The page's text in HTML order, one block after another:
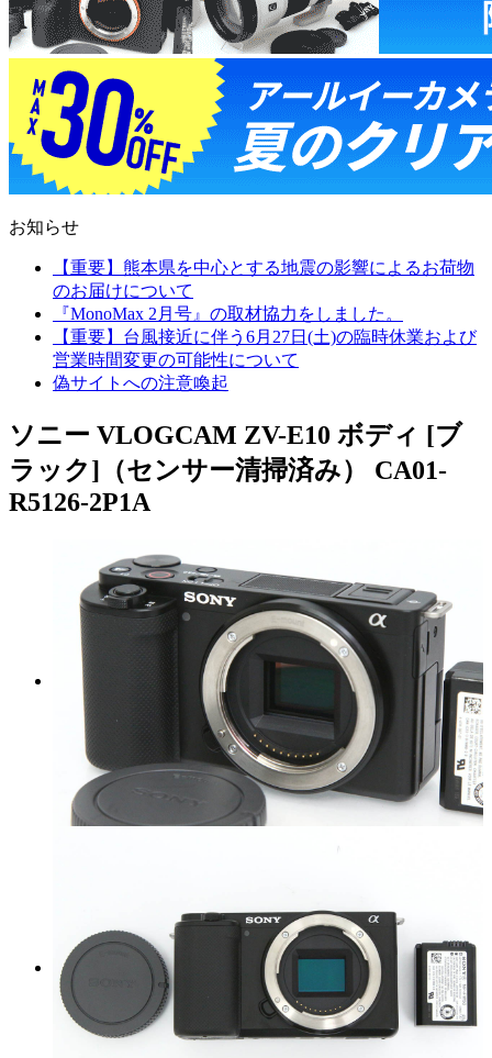
お知らせ
【重要】熊本県を中心とする地震の影響によるお荷物
のお届けについて
『MonoMax 2月号』の取材協力をしました。
【重要】台風接近に伴う6月27日(土)の臨時休業および
営業時間変更の可能性について
偽サイトへの注意喚起
ソニー VLOGCAM ZV-E10 ボディ [ブ
ラック]（センサー清掃済み） CA01-
R5126-2P1A